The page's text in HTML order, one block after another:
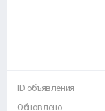
ID объявления
Обновлено